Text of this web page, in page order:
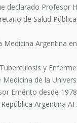
declarado
de Salud
Argentina
y
de la
Emérito desde
Argentina